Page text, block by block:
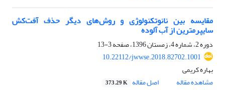
مقایسه بین نانوتکنولوژی و روش‌های دیگر حذف آفت‌کش
سایپرمترین از آب آلوده
دوره 2، شماره 4، زمستان 1396، صفحه
3-13
10.22112/jwwse.2018.82702.1001
بهاره کریمی
مشاهده مقاله
اصل مقاله 373.29 K